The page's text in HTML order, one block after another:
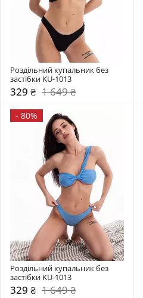
Роздільний купальник без
застібки KU-1013
329 ₴ 1 649 ₴
- 80%
Роздільний купальник без
застібки KU-1013
329 ₴ 1 649 ₴